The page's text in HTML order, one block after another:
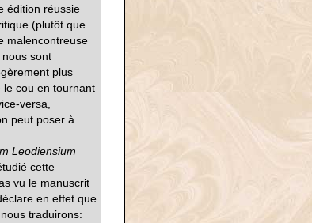
édition réussie
(plutôt que
malencontreuse
sont
plus
le cou en tournant
versa,
peut poser à
Leodiensium
cette
vu le manuscrit
en effet que
traduirons: